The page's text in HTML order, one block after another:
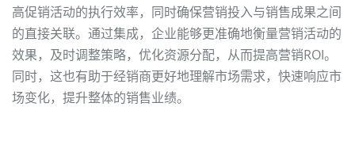
高促销活动的执行效率，同时确保营销投入与销售成果之间
的直接关联。通过集成，企业能够更准确地衡量营销活动的
效果，及时调整策略，优化资源分配，从而提高营销ROI。
同时，这也有助于经销商更好地理解市场需求，快速响应市
场变化，提升整体的销售业绩。